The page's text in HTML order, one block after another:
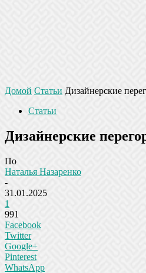
Домой Статьи Дизайнерские
Статьи
Дизайнерские
По
Наталья Назаренко
-
31.01.2025
1
991
Facebook
Twitter
Google+
Pinterest
WhatsApp